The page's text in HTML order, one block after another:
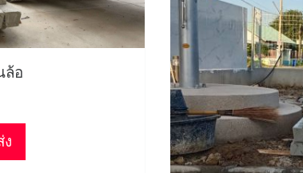
ล้อ